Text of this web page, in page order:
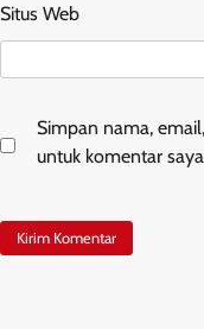
Situs Web
Simpan nama,
untuk komentar